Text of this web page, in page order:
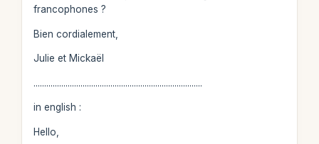
francophones ?
Bien cordialement,
Julie et Mickaël
...............................................................................
in english :
Hello,